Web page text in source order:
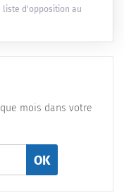
liste d'opposition au
mois dans votre
OK